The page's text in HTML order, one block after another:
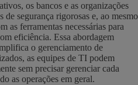
os bancos e as organizações
de segurança rigorosas e, ao mesmo
as ferramentas necessárias para
eficiência. Essa abordagem
o gerenciamento de
as equipes de TI podem
sem precisar gerenciar cada
as operações em geral.